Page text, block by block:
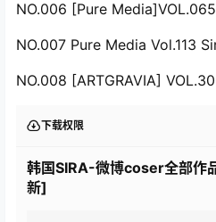
NO.006 [Pure
NO.007 Pure Media Vol.113
NO.008 [ARTGRAVIA]
下载权限
韩国SIRA-微博coser全部作
新]